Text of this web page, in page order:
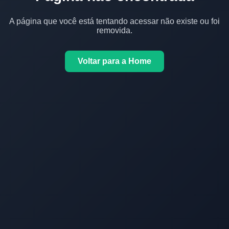
A página que você está tentando acessar não existe ou foi
removida.
Voltar para a Home